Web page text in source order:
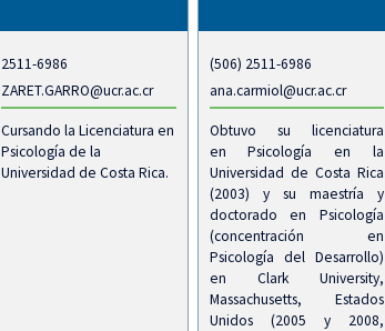
2511-6986
ZARET.GARRO@ucr.ac.cr
Cursando la Licenciatura en
Psicología de la
Universidad de Costa Rica.
(506) 2511-6986
ana.carmiol@ucr.ac.cr
Obtuvo su licenciatura
en Psicología en la
Universidad de Costa Rica
(2003) y su maestría y
doctorado en Psicología
(concentración en
Psicología del Desarrollo)
en Clark University,
Massachusetts, Estados
Unidos (2005 y 2008,